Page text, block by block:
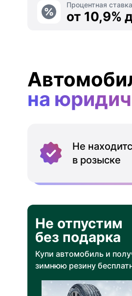
Процентная ставка
от 10,9%
на
Не
в розыске
Не отпустим
без подарка
Купи автомобиль и
зимнюю резину